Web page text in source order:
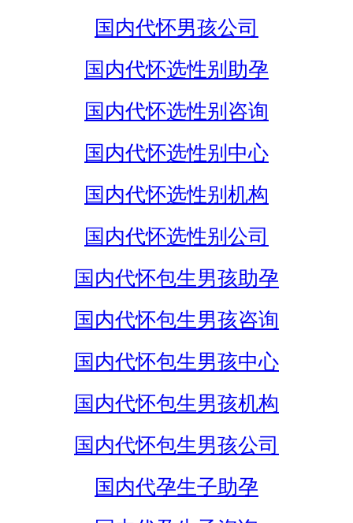
国内代怀男孩公司
国内代怀选性别助孕
国内代怀选性别咨询
国内代怀选性别中心
国内代怀选性别机构
国内代怀选性别公司
国内代怀包生男孩助孕
国内代怀包生男孩咨询
国内代怀包生男孩中心
国内代怀包生男孩机构
国内代怀包生男孩公司
国内代孕生子助孕